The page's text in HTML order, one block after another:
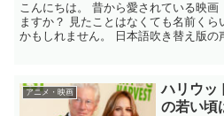
こんにちは。 昔から愛されている映
ますか？ 見たことはなくても名前く
かもしれません。 日本語吹き替え版の
アニメ・映画
ハリウッ
の若い頃